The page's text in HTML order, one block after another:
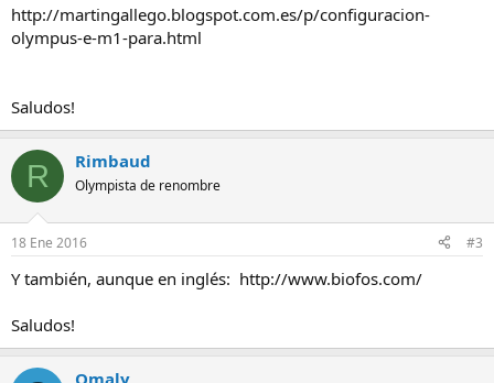
http://martingallego.blogspot.com.es/p/configuracion-
olympus-e-m1-para.html
Saludos!
R Rimbaud
Olympista de renombre
18 Ene 2016 #3
Y también, aunque en inglés: http://www.biofos.com/
Saludos!
Omaly